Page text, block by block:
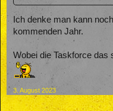
Ich denke man kann
kommenden Jahr.
Wobei die Taskforce das
3. August 2023